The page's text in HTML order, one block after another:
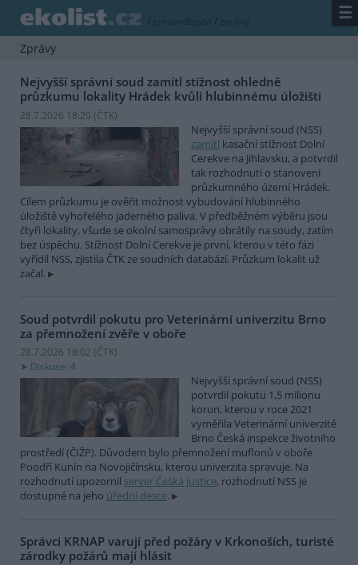
/ zpravodajství / zprávy ☰
Zprávy
Nejvyšší správní soud zamítl stížnost ohledně
průzkumu lokality Hrádek kvůli hlubinnému úložišti
28.7.2026 18:20 (ČTK)
Nejvyšší správní soud (NSS)
zamítl kasační stížnost Dolní
Cerekve na Jihlavsku, a potvrdil
tak rozhodnutí o stanovení
průzkumného území Hrádek.
Cílem průzkumu je ověřit možnost vybudování hlubinného
úložiště vyhořelého jaderného paliva. V předběžném výběru jsou
čtyři lokality, všude se okolní samosprávy obrátily na soudy, zatím
bez úspěchu. Stížnost Dolní Cerekve je první, kterou v této fázi
vyřídil NSS, zjistila ČTK ze soudních databází. Průzkum lokalit už
začal.
Soud potvrdil pokutu pro Veterinární univerzitu Brno
za přemnožení zvěře v oboře
28.7.2026 18:02 (ČTK)
Diskuse: 4
Nejvyšší správní soud (NSS)
potvrdil pokutu 1,5 milionu
korun, kterou v roce 2021
vyměřila Veterinární univerzitě
Brno Česká inspekce životního
prostředí (ČIŽP). Důvodem bylo přemnožení muflonů v oboře
Poodří Kunín na Novojičínsku, kterou univerzita spravuje. Na
rozhodnutí upozornil server Česká justice, rozhodnutí NSS je
dostupné na jeho úřední desce.
Správci KRNAP varují před požáry v Krkonoších, turisté
zárodky požárů mají hlásit